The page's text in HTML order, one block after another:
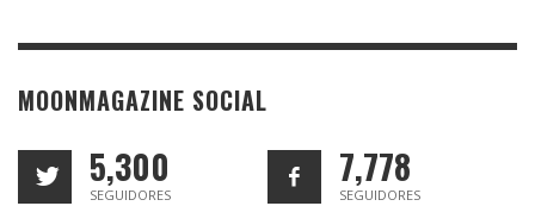
MOONMAGAZINE SOCIAL
5,300
SEGUIDORES
7,778
SEGUIDORES